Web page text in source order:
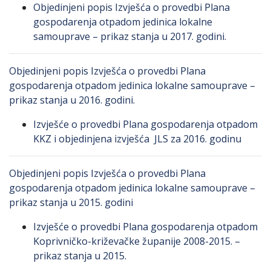
Objedinjeni popis Izvješća o provedbi Plana
gospodarenja otpadom jedinica lokalne
samouprave – prikaz stanja u 2017. godini.
Objedinjeni popis Izvješća o provedbi Plana
gospodarenja otpadom jedinica lokalne samouprave –
prikaz stanja u 2016. godini.
Izvješće o provedbi Plana gospodarenja otpadom
KKZ i objedinjena izvješća JLS za 2016. godinu
Objedinjeni popis Izvješća o provedbi Plana
gospodarenja otpadom jedinica lokalne samouprave –
prikaz stanja u 2015. godini
Izvješće o provedbi Plana gospodarenja otpadom
Koprivničko-križevačke županije 2008-2015. –
prikaz stanja u 2015.